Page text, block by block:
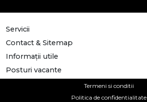
Servicii
Contact & Sitemap
Informații utile
Posturi vacante
Termeni si conditii
Politica de confidentialitate